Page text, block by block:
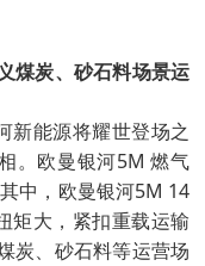
煤炭、砂石料场景运
新能源将耀世登场之
。欧曼银河5M 燃气
中，欧曼银河5M 14
矩大，紧扣重载运输
炭、砂石料等运营场